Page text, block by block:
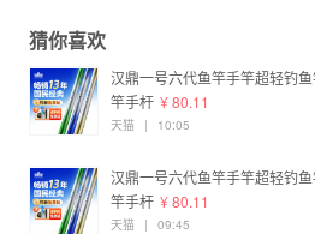
猜你喜欢
汉鼎一号六代鱼竿手竿超轻钓
竿手杆 ¥ 80.11
天猫 | 10:05
汉鼎一号六代鱼竿手竿超轻钓
竿手杆 ¥ 80.11
天猫 | 09:45